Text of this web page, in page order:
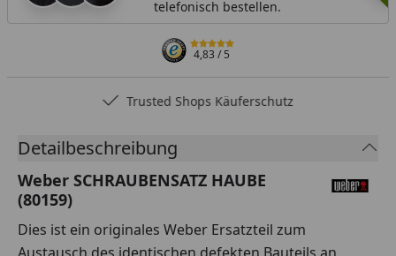
telefonisch bestellen.
4,83/ 5
Trusted Shops Käuferschutz
Detailbeschreibung
Weber SCHRAUBENSATZ HAUBE
(80159)
Dies ist ein originales Weber Ersatzteil zum